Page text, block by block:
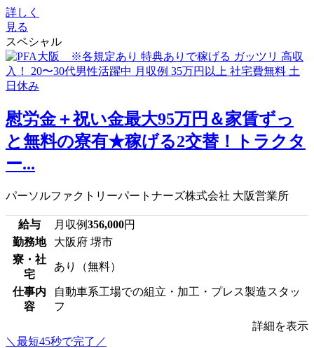
詳しく
見る
スペシャル
慰労金＋祝い金最大95万円＆家賃ずっ
と無料の寮有★稼げる2交替！トラクタ
ー...
パーソルファクトリーパートナーズ株式会社 大阪営業所
給与 月収例356,000円
勤務地
大阪府 堺市
寮・社
宅
あり（無料）
仕事内
容
自動車系工場での組立・加工・プレス製造スタッ
フ
詳細を表示
＼最短45秒で完了／